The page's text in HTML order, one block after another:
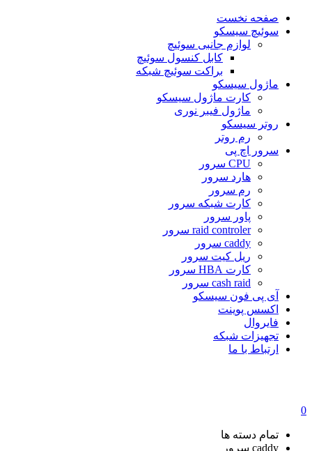
صفحه نخست
سوئیچ سیسکو
لوازم جانبی سوئیچ
کابل کنسول سوئیچ
براکت سوئیچ شبکه
ماژول سیسکو
کارت ماژول سیسکو
ماژول فیبر نوری
روتر سیسکو
رم روتر
سرور اچ پی
CPU سرور
هارد سرور
رم سرور
کارت شبکه سرور
پاور سرور
raid controler سرور
caddy سرور
ریل کیت سرور
کارت HBA سرور
cash raid سرور
آی پی فون سیسکو
اکسس پوینت
فایروال
تجهیزات شبکه
ارتباط با ما
0
تمام دسته ها
caddy سرور